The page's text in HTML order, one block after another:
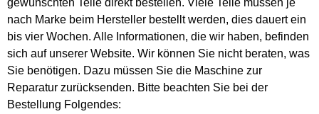
gewünschten Teile direkt bestellen. Viele Teile müssen je
nach Marke beim Hersteller bestellt werden, dies dauert ein
bis vier Wochen. Alle Informationen, die wir haben, befinden
sich auf unserer Website. Wir können Sie nicht beraten, was
Sie benötigen. Dazu müssen Sie die Maschine zur
Reparatur zurücksenden. Bitte beachten Sie bei der
Bestellung Folgendes: